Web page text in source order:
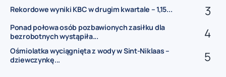
Rekordowe wyniki KBC w drugim kwartale – 1,15...
Ponad połowa osób pozbawionych zasiłku dla
bezrobotnych wystąpiła...
Ośmiolatka wyciągnięta z wody w Sint-Niklaas –
dziewczynkę...